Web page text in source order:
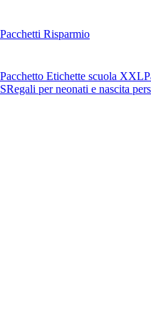
Pacchetti Risparmio
Pacchetto Etichette scuola XXL
Regali per neonati e nascita